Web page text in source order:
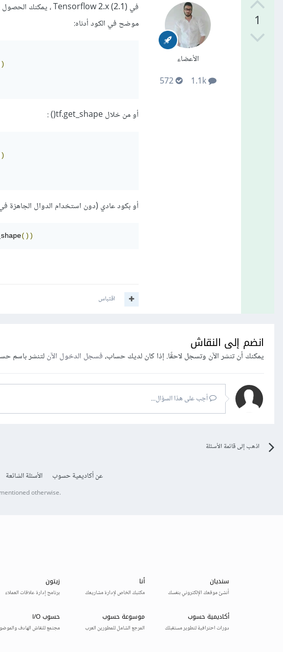
1
الأعضاء
1.1k
572
موضح في الكود أدناه:
أو من خلال tf.get_shape() :
أو بكود عادي (دون استخدام الدوال الجاهزة
())
اقتباس
انضم إلى النقاش
يمكنك أن تنشر الآن وتسجل لاحقًا. إذا كان لديك حساب،فسجل الدخول الآنلتنشر باسم
أجب على هذا السؤال...
اذهب إلى قائمة الأسئلة
عن أكاديمية حسوب الأسئلة الشائعة
otherwise.